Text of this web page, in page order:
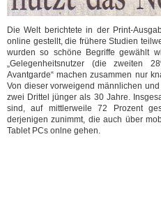
Die Welt berichtete in der Print-
online gestellt, die frühere Studien
wurden so schöne Begriffe gewählt
„Gelegenheitsnutzer (die zweiten
Avantgarde“ machen zusammen nur
Von dieser vorweigend männlichen
zwei Drittel jünger als 30 Jahre.
sind, auf mittlerweile 72 Prozent
derjenigen zunimmt, die auch über
Tablet PCs onlne gehen.